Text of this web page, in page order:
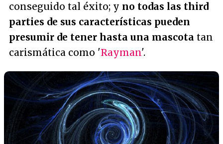
conseguido tal éxito; y no todas las third
parties de sus características pueden
presumir de tener hasta una mascota tan
carismática como 'Rayman'.